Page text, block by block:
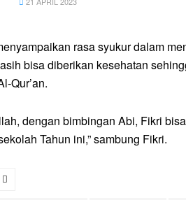
rasa syukur dalam
bisa diberikan kesehatan
Qur’an.
dengan bimbingan Abi, Fikri
Tahun ini,” sambung Fikri.